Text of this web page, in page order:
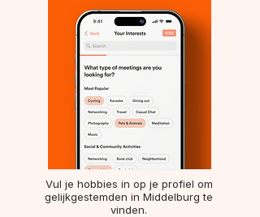
Vul je hobbies in op je profiel om
gelijkgestemden in Middelburg te
vinden.